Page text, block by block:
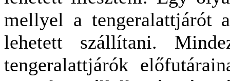
mellyel a tengeralattjárót
lehetett szállítani.
tengeralattjárók